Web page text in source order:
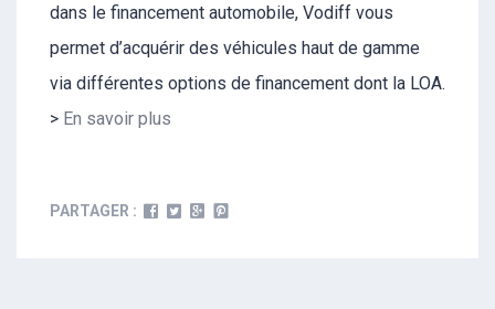
dans le financement automobile, Vodiff vous
permet d’acquérir des véhicules haut de gamme
via différentes options de financement dont la LOA.
> En savoir plus
PARTAGER :